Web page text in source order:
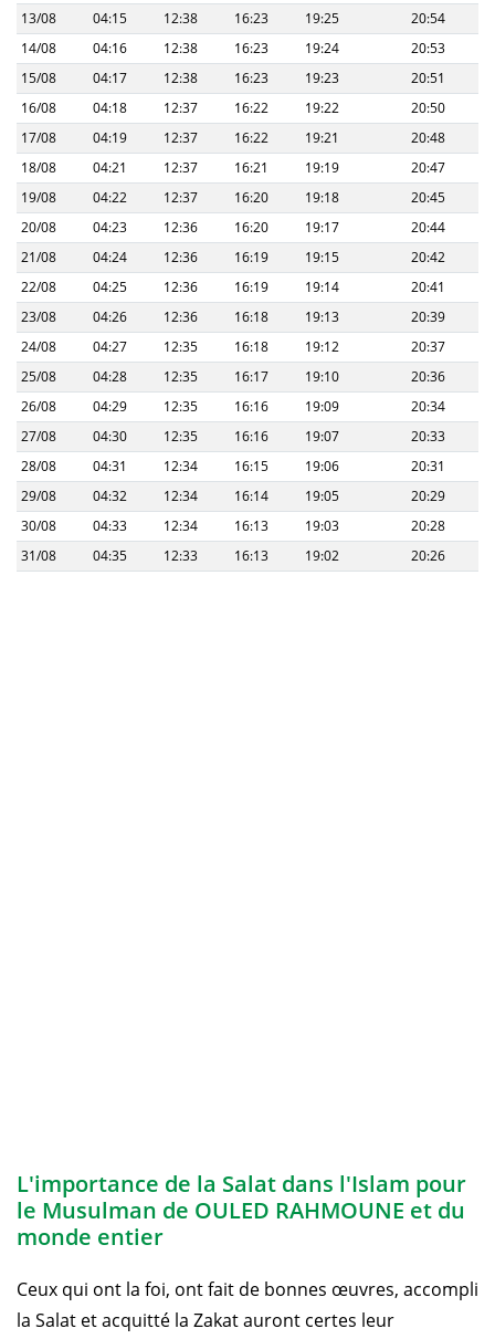
13/08
04:15 12:38 16:23 19:25
20:54
14/08
04:16 12:38 16:23 19:24
20:53
15/08
04:17 12:38 16:23 19:23
20:51
16/08
04:18 12:37 16:22 19:22
20:50
17/08
04:19 12:37 16:22 19:21
20:48
18/08
04:21 12:37 16:21 19:19
20:47
19/08
04:22 12:37 16:20 19:18
20:45
20/08
04:23 12:36 16:20 19:17
20:44
21/08
04:24 12:36 16:19 19:15
20:42
22/08
04:25 12:36 16:19 19:14
20:41
23/08
04:26 12:36 16:18 19:13
20:39
24/08
04:27 12:35 16:18 19:12
20:37
25/08
04:28 12:35 16:17 19:10
20:36
26/08
04:29 12:35 16:16 19:09
20:34
27/08
04:30 12:35 16:16 19:07
20:33
28/08
04:31 12:34 16:15 19:06
20:31
29/08
04:32 12:34 16:14 19:05
20:29
30/08
04:33 12:34 16:13 19:03
20:28
31/08
04:35 12:33 16:13 19:02 20:26
L'importance de la Salat dans l'Islam pour
le Musulman de OULED RAHMOUNE et du
monde entier
Ceux qui ont la foi, ont fait de bonnes œuvres, accompli
la Salat et acquitté la Zakat auront certes leur